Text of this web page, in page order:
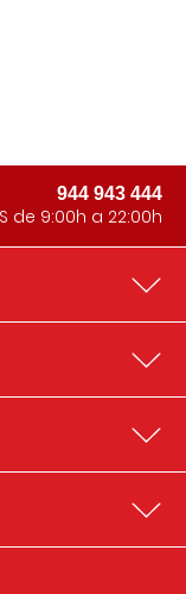
944 943 444
de 9:00h a 22:00h